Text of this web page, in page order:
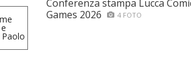
Conferenza stampa Lucca
Games 2026
4 FOTO